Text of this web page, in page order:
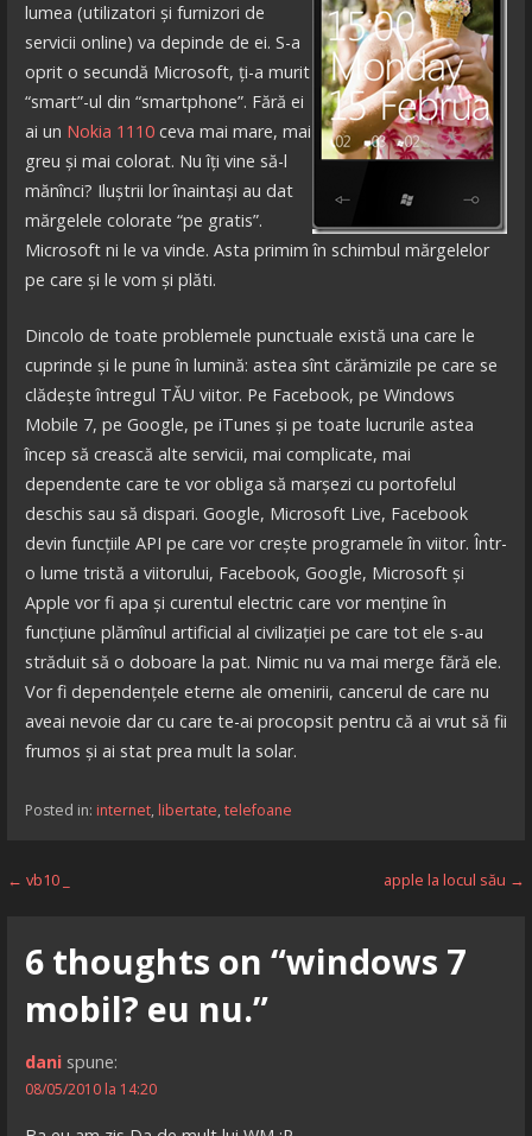
lumea (utilizatori și furnizori de
servicii online) va depinde de ei. S-a
oprit o secundă Microsoft, ți-a murit
“smart”-ul din “smartphone”. Fără ei
ai un Nokia 1110ceva mai mare, mai
greu și mai colorat. Nu îți vine să-l
mănînci? Iluștrii lor înaintași au dat
mărgelele colorate “pe gratis”.
Microsoft ni le va vinde. Asta primim în schimbul mărgelelor
pe care și le vom și plăti.
Dincolo de toate problemele punctuale există una care le
cuprinde și le pune în lumină: astea sînt cărămizile pe care se
clădește întregul TĂU viitor. Pe Facebook, pe Windows
Mobile 7, pe Google, pe iTunes și pe toate lucrurile astea
încep să crească alte servicii, mai complicate, mai
dependente care te vor obliga să marșezi cu portofelul
deschis sau să dispari. Google, Microsoft Live, Facebook
devin funcțiile API pe care vor crește programele în viitor. Într-
o lume tristă a viitorului, Facebook, Google, Microsoft și
Apple vor fi apa și curentul electric care vor menține în
funcțiune plămînul artificial al civilizației pe care tot ele s-au
străduit să o doboare la pat. Nimic nu va mai merge fără ele.
Vor fi dependențele eterne ale omenirii, cancerul de care nu
aveai nevoie dar cu care te-ai procopsit pentru că ai vrut să fii
frumos și ai stat prea mult la solar.
Posted in: internet, libertate, telefoane
Navigare
articole
← vb10 _ apple la locul său →
6 thoughts on “windows 7
mobil? eu nu.”
dani spune:
08/05/2010 la 14:20